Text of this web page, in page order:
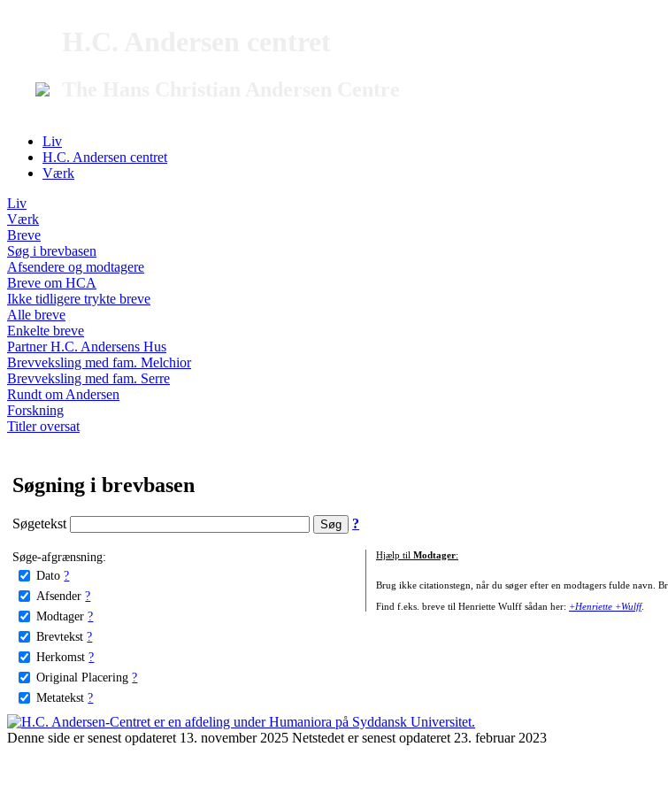
Liv
H.C. Andersen centret
Værk
Liv
Værk
Breve
Søg i brevbasen
Afsendere og modtagere
Breve om HCA
Ikke tidligere trykte breve
Alle breve
Enkelte breve
Partner H.C. Andersens Hus
Brevveksling med fam. Melchior
Brevveksling med fam. Serre
Rundt om Andersen
Forskning
Titler oversat
Søgning i brevbasen
Søgetekst ?
Søge-afgrænsning:
Dato ?
Afsender ?
Modtager ?
Brevtekst ?
Herkomst ?
Original Placering ?
Metatekst ?
Hjælp til Modtager:
Brug ikke citationstegn, når du søger efter en modtagers fulde navn.
Find f.eks. breve til Henriette Wulff sådan her: +Henriette +Wulff.
Denne side er senest opdateret 13. november 2025 Netstedet er senest opdateret 23. februar 2023